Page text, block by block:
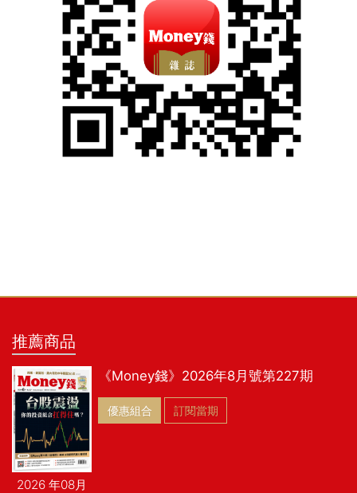
推薦商品
2026 年08月
《Money錢》2026年8月號第227期
優惠組合 訂閱當期